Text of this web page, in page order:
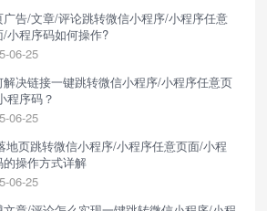
广告/文章/评论跳转微信小程序/小程序任意
/小程序码如何操作?
06-25
解决链接一键跳转微信小程序/小程序任意页
程序码？
06-25
地页跳转微信小程序/小程序任意页面/小程
的操作方式详解
06-25